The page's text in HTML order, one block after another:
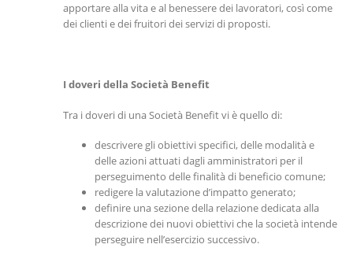
apportare alla vita e al benessere dei lavoratori, così come
dei clienti e dei fruitori dei servizi di proposti.
I doveri della Società Benefit
Tra i doveri di una Società Benefit vi è quello di:
descrivere gli obiettivi specifici, delle modalità e
delle azioni attuati dagli amministratori per il
perseguimento delle finalità di beneficio comune;
redigere la valutazione d’impatto generato;
definire una sezione della relazione dedicata alla
descrizione dei nuovi obiettivi che la società intende
perseguire nell’esercizio successivo.